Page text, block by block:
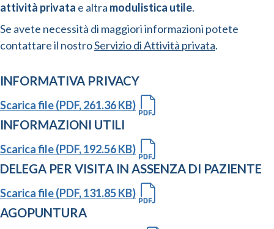
attività privata e altra modulistica utile.
Se avete necessità di maggiori informazioni potete
contattare il nostroServizio di Attività privata.
INFORMATIVA PRIVACY
Scarica file (PDF, 261.36 KB)
INFORMAZIONI UTILI
Scarica file (PDF, 192.56 KB)
DELEGA PER VISITA IN ASSENZA DI PAZIENTE
Scarica file (PDF, 131.85 KB)
AGOPUNTURA